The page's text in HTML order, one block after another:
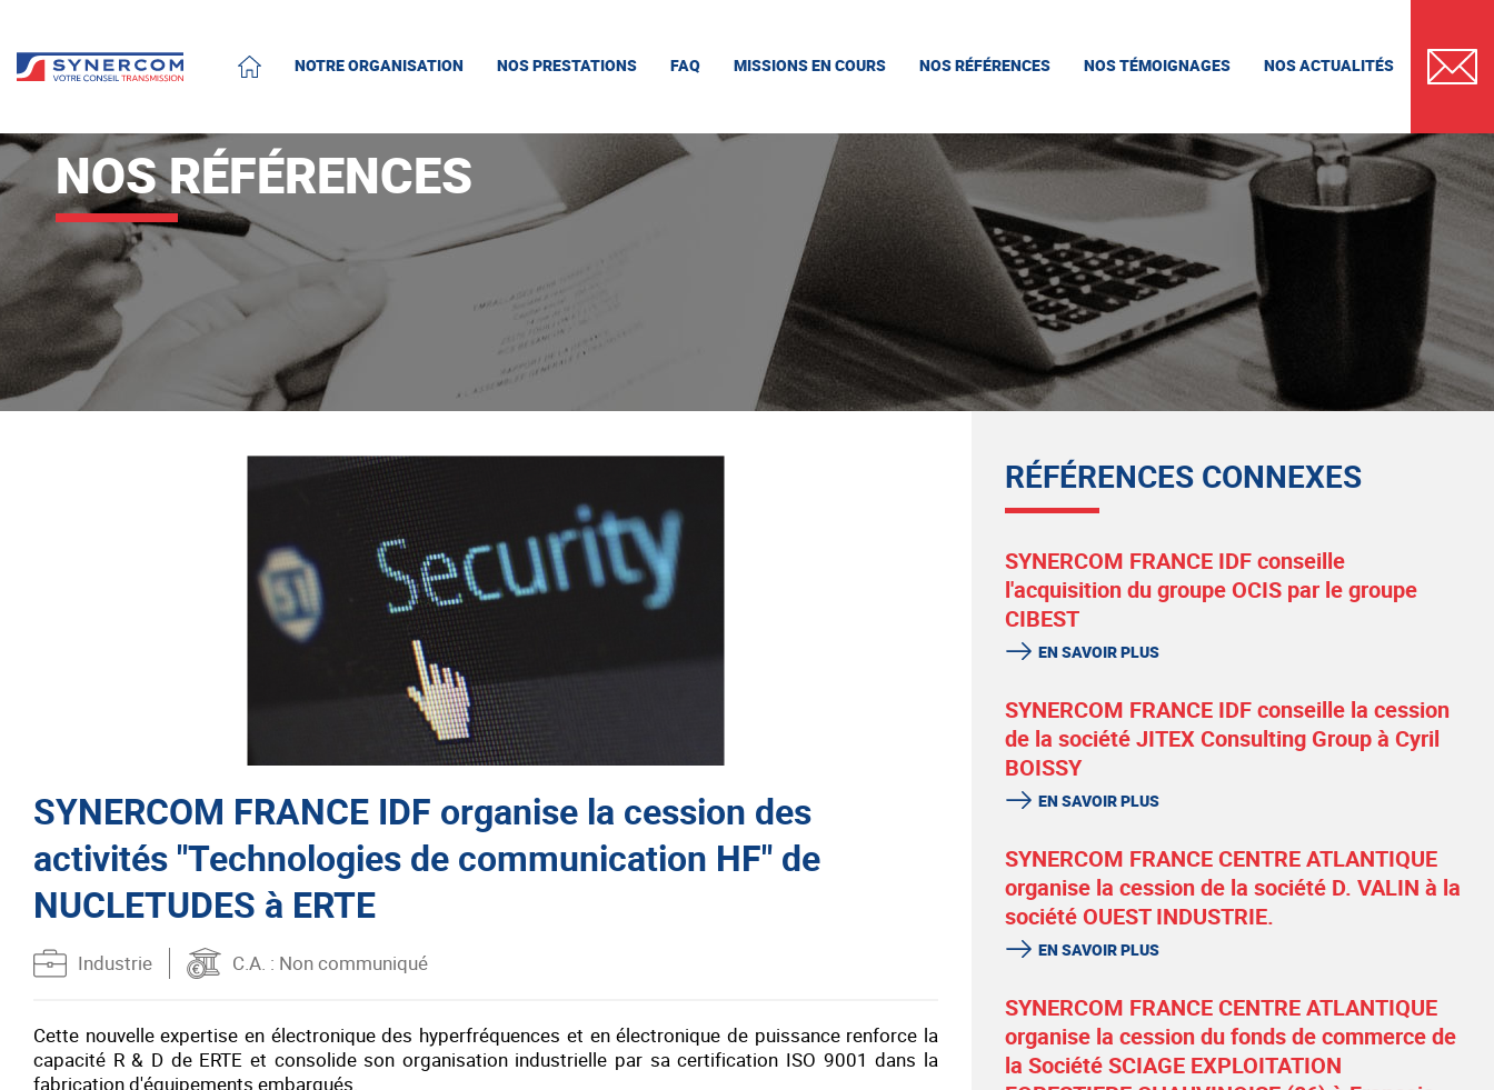
ACCUEIL
NOTRE ORGANISATION NOS PRESTATIONS FAQ MISSIONS EN COURS NOS RÉFÉRENCES NOS TÉMOIGNAGES NOS ACTUALITÉS
NOS RÉFÉRENCES
SYNERCOM FRANCE IDF organise la cession des
activités "Technologies de communication HF" de
NUCLETUDES à ERTE
Industrie C.A. : Non communiqué
Cette nouvelle expertise en électronique des hyperfréquences et en électronique de puissance renforce la
capacité R & D de ERTE et consolide son organisation industrielle par sa certification ISO 9001 dans la
fabrication d'équipements embarqués.
RÉFÉRENCES CONNEXES
SYNERCOM FRANCE IDF conseille
l'acquisition du groupe OCIS par le groupe
CIBEST
EN SAVOIR PLUS
SYNERCOM FRANCE IDF conseille la cession
de la société JITEX Consulting Group à Cyril
BOISSY
EN SAVOIR PLUS
SYNERCOM FRANCE CENTRE ATLANTIQUE
organise la cession de la société D. VALIN à la
société OUEST INDUSTRIE.
EN SAVOIR PLUS
SYNERCOM FRANCE CENTRE ATLANTIQUE
organise la cession du fonds de commerce de
la Société SCIAGE EXPLOITATION